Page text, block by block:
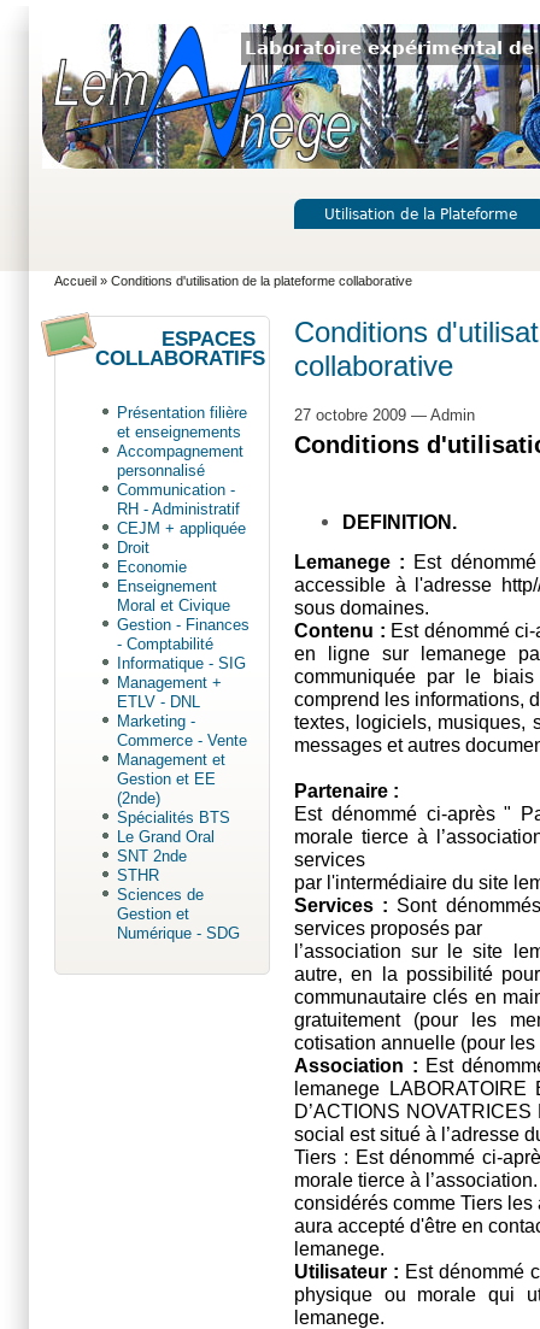
Laboratoire expérimental
Utilisation de la Plateforme
Accueil » Conditions d'utilisation de la plateforme collaborative
Conditions
collaborative
27 octobre 2009 — Admin
Conditions
DEFINITION.
Lemanege : Est
accessible à l'adresse
sous domaines.
Contenu : Est dénommé
en ligne sur lemanege
communiquée par le
comprend les informations,
textes, logiciels, musiques,
messages et autres
Partenaire :
Est dénommé ci-après "
morale tierce à
services
par l'intermédiaire du site
Services : Sont
services proposés par
l’association sur le site
autre, en la possibilité
communautaire clés en
gratuitement (pour les
cotisation annuelle (pour les
Association : Est
lemanege LABORATOIRE
D’ACTIONS
social est situé à l’adresse
Tiers : Est dénommé ci-
morale tierce à
considérés comme Tiers
aura accepté d'être en
lemanege.
Utilisateur : Est dénommé
physique ou morale qui
lemanege.
ESPACES
COLLABORATIFS
Présentation filière
et enseignements
Accompagnement
personnalisé
Communication -
RH - Administratif
CEJM + appliquée
Droit
Economie
Enseignement
Moral et Civique
Gestion - Finances
- Comptabilité
Informatique - SIG
Management +
ETLV - DNL
Marketing -
Commerce - Vente
Management et
Gestion et EE
(2nde)
Spécialités BTS
Le Grand Oral
SNT 2nde
STHR
Sciences de
Gestion et
Numérique - SDG